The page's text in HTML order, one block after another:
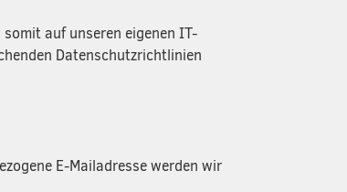
auf unseren eigenen IT-
Datenschutzrichtlinien
E-Mailadresse werden wir